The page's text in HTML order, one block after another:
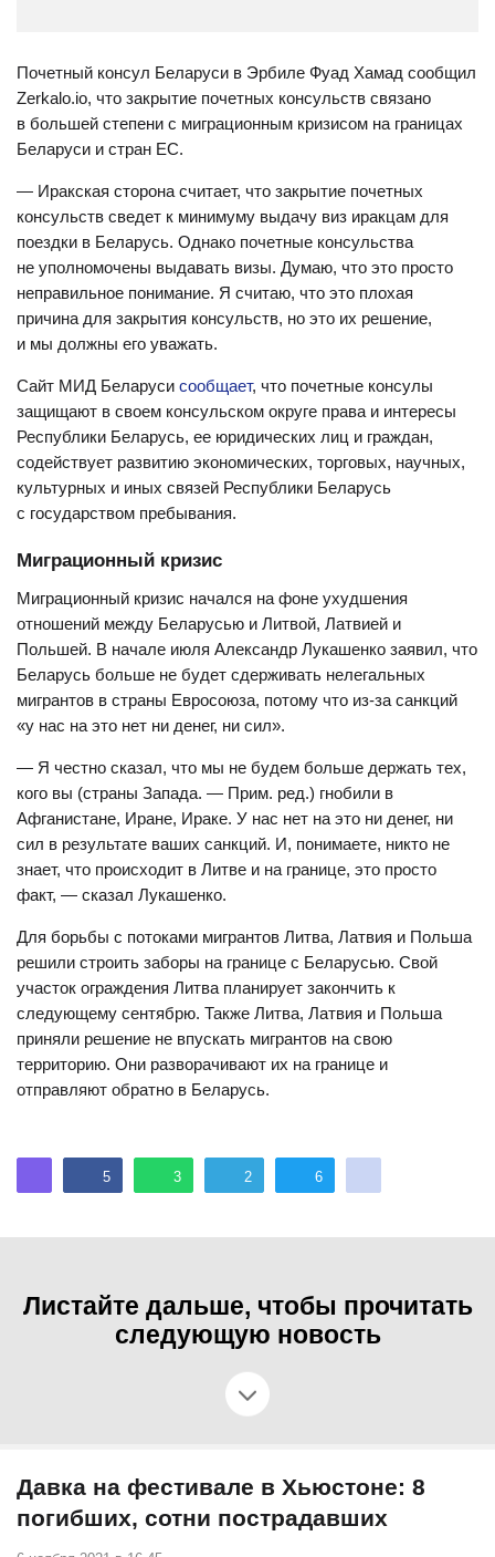
Почетный консул Беларуси в Эрбиле Фуад Хамад сообщил
Zerkalo.io, что закрытие почетных консульств связано
в большей степени с миграционным кризисом на границах
Беларуси и стран ЕС.
— Иракская сторона считает, что закрытие почетных
консульств сведет к минимуму выдачу виз иракцам для
поездки в Беларусь. Однако почетные консульства
не уполномочены выдавать визы. Думаю, что это просто
неправильное понимание. Я считаю, что это плохая
причина для закрытия консульств, но это их решение,
и мы должны его уважать.
Сайт МИД Беларуси сообщает, что почетные консулы
защищают в своем консульском округе права и интересы
Республики Беларусь, ее юридических лиц и граждан,
содействует развитию экономических, торговых, научных,
культурных и иных связей Республики Беларусь
с государством пребывания.
Миграционный кризис
Миграционный кризис начался на фоне ухудшения
отношений между Беларусью и Литвой, Латвией и
Польшей. В начале июля Александр Лукашенко заявил, что
Беларусь больше не будет сдерживать нелегальных
мигрантов в страны Евросоюза, потому что из-за санкций
«у нас на это нет ни денег, ни сил».
— Я честно сказал, что мы не будем больше держать тех,
кого вы (страны Запада. — Прим. ред.) гнобили в
Афганистане, Иране, Ираке. У нас нет на это ни денег, ни
сил в результате ваших санкций. И, понимаете, никто не
знает, что происходит в Литве и на границе, это просто
факт, — сказал Лукашенко.
Для борьбы с потоками мигрантов Литва, Латвия и Польша
решили строить заборы на границе с Беларусью. Свой
участок ограждения Литва планирует закончить к
следующему сентябрю. Также Литва, Латвия и Польша
приняли решение не впускать мигрантов на свою
территорию. Они разворачивают их на границе и
отправляют обратно в Беларусь.
5 3 2 6
Листайте дальше, чтобы прочитать
следующую новость